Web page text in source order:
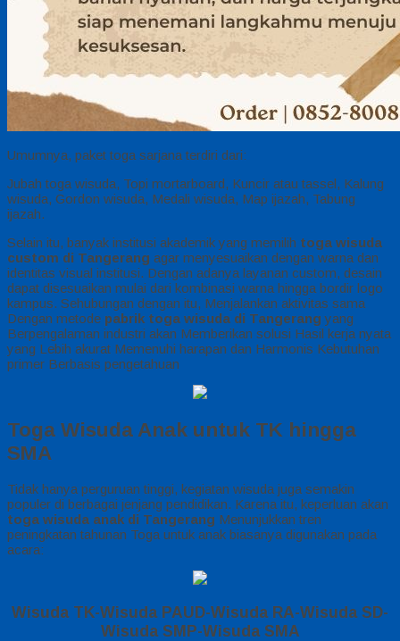
Umumnya, paket toga sarjana terdiri dari:
Jubah toga wisuda, Topi mortarboard, Kuncir atau tassel, Kalung
wisuda, Gordon wisuda, Medali wisuda, Map ijazah, Tabung
ijazah.
Selain itu, banyak institusi akademik yang memilih toga wisuda
custom di Tangerang agar menyesuaikan dengan warna dan
identitas visual institusi. Dengan adanya layanan custom, desain
dapat disesuaikan mulai dari kombinasi warna hingga bordir logo
kampus. Sehubungan dengan itu, Menjalankan aktivitas sama
Dengan metode pabrik toga wisuda di Tangerangyang
Berpengalaman industri akan Memberikan solusi Hasil kerja nyata
yang Lebih akurat Memenuhi harapan dan Harmonis Kebutuhan
primer Berbasis pengetahuan
Toga Wisuda Anak untuk TK hingga
SMA
Tidak hanya perguruan tinggi, kegiatan wisuda juga semakin
populer di berbagai jenjang pendidikan. Karena itu, keperluan akan
toga wisuda anak di Tangerang Menunjukkan tren
peningkatan tahunan Toga untuk anak biasanya digunakan pada
acara:
Wisuda TK-Wisuda PAUD-Wisuda RA-Wisuda SD-
Wisuda SMP-Wisuda SMA